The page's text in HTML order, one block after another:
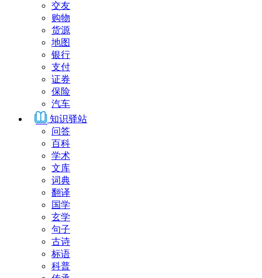
交友
购物
货源
地图
银行
支付
证券
保险
汽车
知识驿站
问答
百科
学术
文库
词典
翻译
国学
玄学
句子
古诗
标语
科普